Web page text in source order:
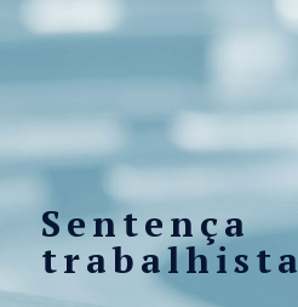
Sentença
trabalhista